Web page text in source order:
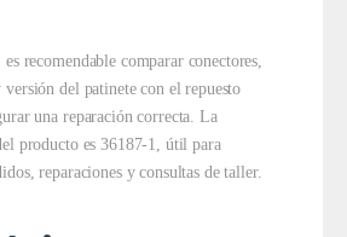
recomendable comparar conectores,
del patinete con el repuesto
una reparación correcta. La
producto es 36187-1, útil para
reparaciones y consultas de taller.